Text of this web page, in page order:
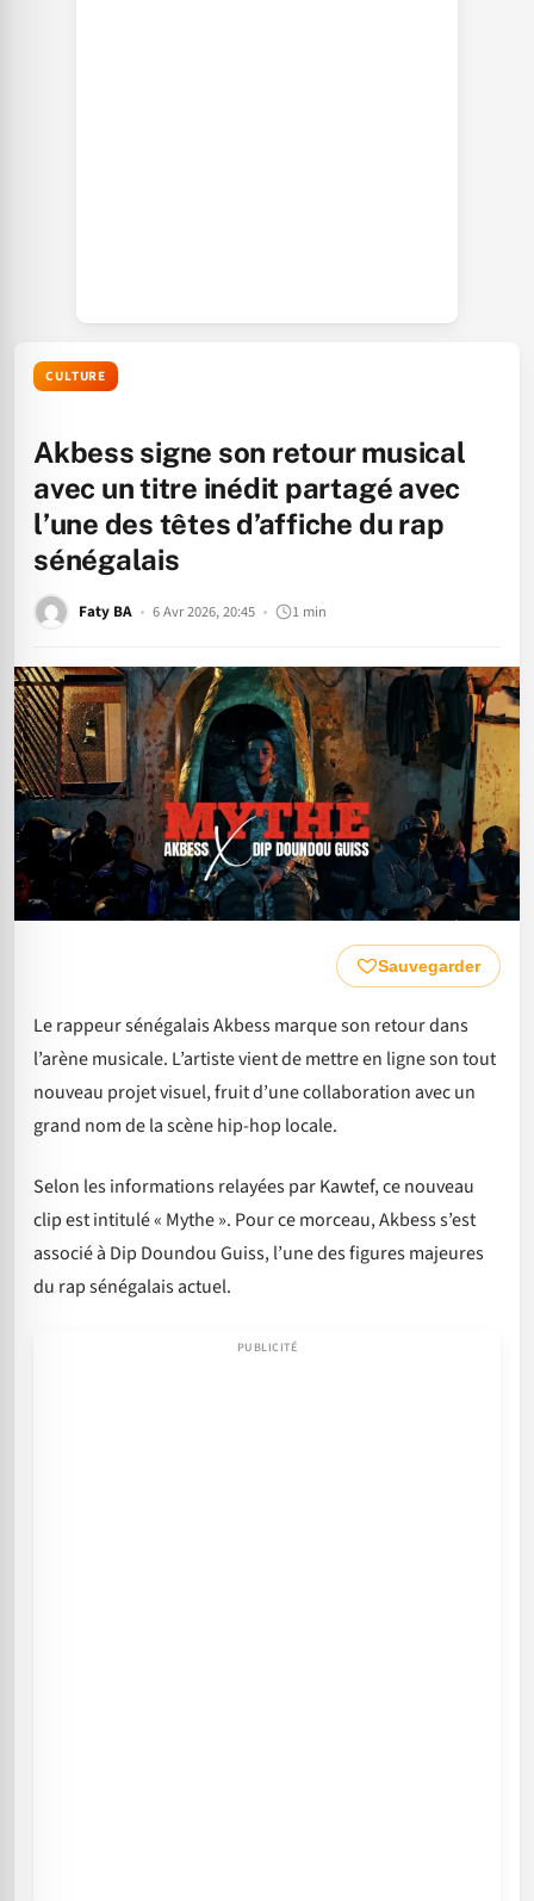
CULTURE
Akbess signe son retour musical
avec un titre inédit partagé avec
l’une des têtes d’affiche du rap
sénégalais
Faty BA 6 Avr 2026, 20:45 1 min
Sauvegarder
Le rappeur sénégalais Akbess marque son retour dans
l’arène musicale. L’artiste vient de mettre en ligne son tout
nouveau projet visuel, fruit d’une collaboration avec un
grand nom de la scène hip-hop locale.
Selon les informations relayées par Kawtef, ce nouveau
clip est intitulé « Mythe ». Pour ce morceau, Akbess s’est
associé à Dip Doundou Guiss, l’une des figures majeures
du rap sénégalais actuel.